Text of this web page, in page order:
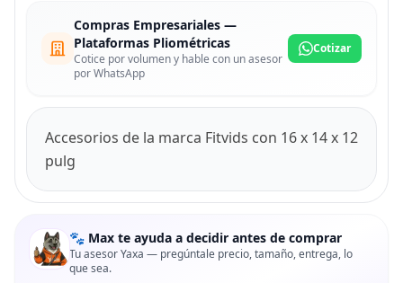
Compras Empresariales —
Plataformas Pliométricas
Cotice por volumen y hable con un asesor
por WhatsApp
Cotizar
Accesorios de la marca Fitvids con 16 x 14 x 12
pulg
🐾 Max te ayuda a decidir antes de comprar
Tu asesor Yaxa — pregúntale precio, tamaño, entrega, lo
que sea.